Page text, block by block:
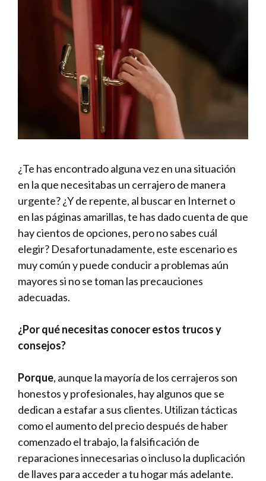
¿Te has encontrado alguna vez en una situación
en la que necesitabas un cerrajero de manera
urgente? ¿Y de repente, al buscar en Internet o
en las páginas amarillas, te has dado cuenta de que
hay cientos de opciones, pero no sabes cuál
elegir? Desafortunadamente, este escenario es
muy común y puede conducir a problemas aún
mayores si no se toman las precauciones
adecuadas.
¿Por qué necesitas conocer estos trucos y
consejos?
Porque, aunque la mayoría de los cerrajeros son
honestos y profesionales, hay algunos que se
dedican a estafar a sus clientes. Utilizan tácticas
como el aumento del precio después de haber
comenzado el trabajo, la falsificación de
reparaciones innecesarias o incluso la duplicación
de llaves para acceder a tu hogar más adelante.